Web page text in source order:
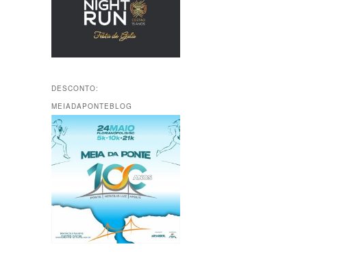
DESCONTO:
MEIADAPONTEBLOG